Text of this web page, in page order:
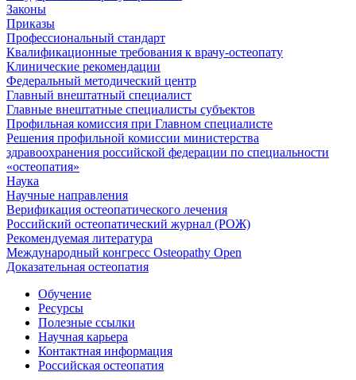
Законы
Приказы
Профессиональный стандарт
Квалификационные требования к врачу-остеопату
Клинические рекомендации
Федеральный методический центр
Главный внештатный специалист
Главные внештатные специалисты субъектов
Профильная комиссия при Главном специалисте
Решения профильной комиссии министерства
здравоохранения российской федерации по специальности
«остеопатия»
Наука
Научные направления
Верификация остеопатического лечения
Российский остеопатический журнал (РОЖ)
Рекомендуемая литература
Международный конгресс Osteopathy Open
Доказательная остеопатия
Обучение
Ресурсы
Полезные ссылки
Научная карьера
Контактная информация
Российская остеопатия